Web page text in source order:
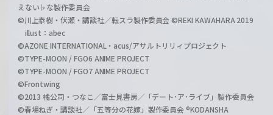
えない♭な製作委員会
©川上泰樹・伏瀬・講談社／転スラ製作委員会 ©REKI KAWAHARA 2019
illust：abec
©AZONE INTERNATIONAL・acus/アサルトリリィプロジェクト
©TYPE-MOON / FGO6 ANIME PROJECT
©TYPE-MOON / FGO7 ANIME PROJECT
©Frontwing
©2013 橘公司・つなこ／富士見書房／「デート･ア･ライブ」製作委員会
©春場ねぎ・講談社／「五等分の花嫁」製作委員会 ®KODANSHA